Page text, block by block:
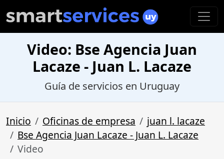
Video: Bse Agencia Juan
Lacaze - Juan L. Lacaze
Guía de servicios en Uruguay
Inicio Oficinas de empresa
juan l. lacaze
Bse Agencia Juan Lacaze - Juan L. Lacaze
Video